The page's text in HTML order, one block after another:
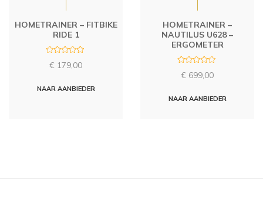
HOMETRAINER – FITBIKE
RIDE 1
a
d
€ 179,00
NAAR AANBIEDER
HOMETRAINER –
NAUTILUS U628 –
ERGOMETER
a
d
€ 699,00
NAAR AANBIEDER